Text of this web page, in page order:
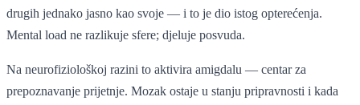
drugih jednako jasno kao svoje — i to je dio istog opterećenja.
Mental load ne razlikuje sfere; djeluje posvuda.
Na neurofiziološkoj razini to aktivira amigdalu — centar za
prepoznavanje prijetnje. Mozak ostaje u stanju pripravnosti i kada